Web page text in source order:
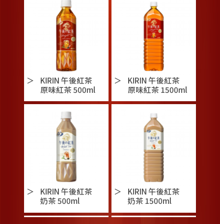
KIRIN 午後紅茶
原味紅茶 500ml
KIRIN 午後紅茶
原味紅茶 1500ml
KIRIN 午後紅茶
奶茶 500ml
KIRIN 午後紅茶
奶茶 1500ml